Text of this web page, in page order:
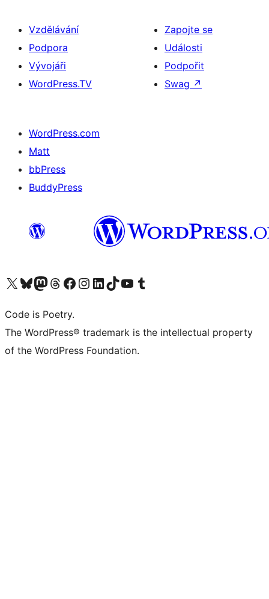
Vzdělávání
Podpora
Vývojáři
WordPress.TV
Zapojte se
Události
Podpořit
Swag ↗
WordPress.com
Matt
bbPress
BuddyPress
Navštivte náš účet na X (dříve Twitter)
Navštivte náš Bluesky účetNavštivte náš účet Mastodon
Navštivte náš Threads účetNavštivte naši stránku na Facebooku
Navštivte náš Instagram účetNavštivte náš LinkedIn účetNavštivte náš TikTok účetNavštivte náš YouTube kanálNavštivte náš Tumblr účet
Code is Poetry.
The WordPress® trademark is the intellectual property
of the WordPress Foundation.